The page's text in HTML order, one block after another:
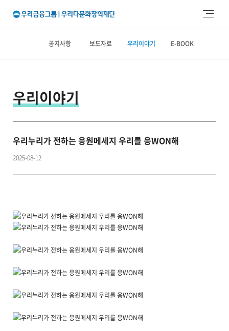
본문 바로가기
주메뉴 바로가기
공지사항 보도자료 우리이야기 E-BOOK
우리이야기
우리누리가 전하는 응원메세지 우리를 응WON해
2025-08-12